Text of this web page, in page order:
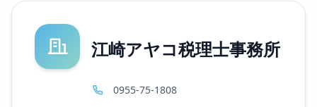
江崎アヤコ税理士事務所
0955-75-1808